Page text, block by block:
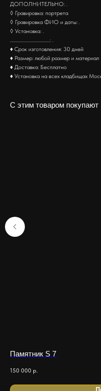
ДОПОЛНИТЕЛЬНО: .
◊ Гравировка: портрета
◊ Гравировка ФИО и даты: .
◊ Установка: .
........................................: .
♦ Срок изготовления: 30 дней
♦ Размер: любой размер и материал
♦ Доставка: Бесплатно
♦ Установка на всех кладбищах
С этим товаром покупают
Памятник S 7
150 000 р.